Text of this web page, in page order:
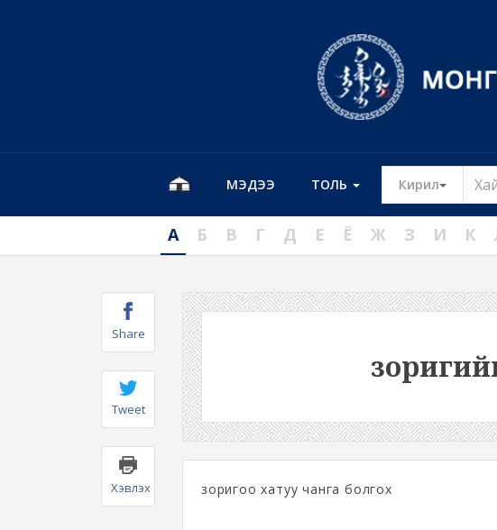
МЭДЭЭ ТОЛЬ Кирил Toggle
А Б В Г Д Е Ё Ж З И К
Share
Tweet
Хэвлэх зоригоо хатуу чанга болгох